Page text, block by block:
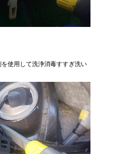
使用して洗浄消毒すすぎ洗い